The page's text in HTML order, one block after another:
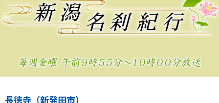
イベント
ニュース
天気
プレゼント
長徳寺（新発田市）